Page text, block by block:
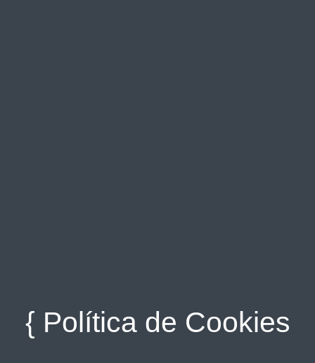
{ Política de Cookies